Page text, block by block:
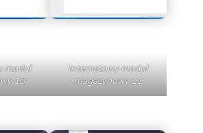
10
Internetowy moduł
magazynowy 11